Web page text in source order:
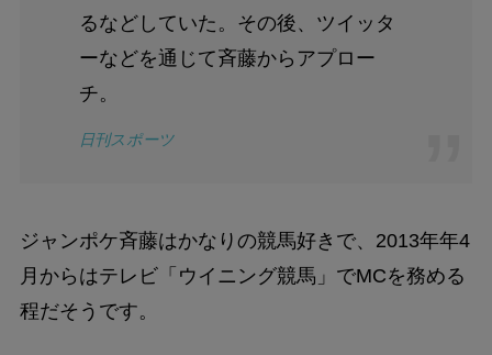
るなどしていた。その後、ツイッタ
ーなどを通じて斉藤からアプロー
チ。
日刊スポーツ
ジャンポケ斉藤はかなりの競馬好きで、2013年年4
月からはテレビ「ウイニング競馬」でMCを務める
程だそうです。